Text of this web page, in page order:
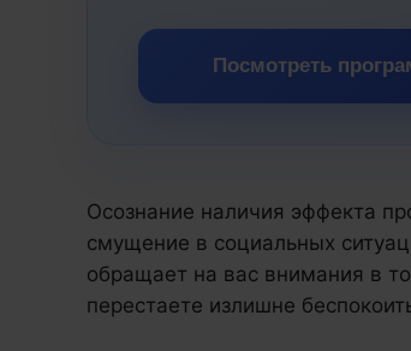
Посмотреть
Осознание наличия эффекта
смущение в социальных
обращает на вас внимания в
перестаете излишне